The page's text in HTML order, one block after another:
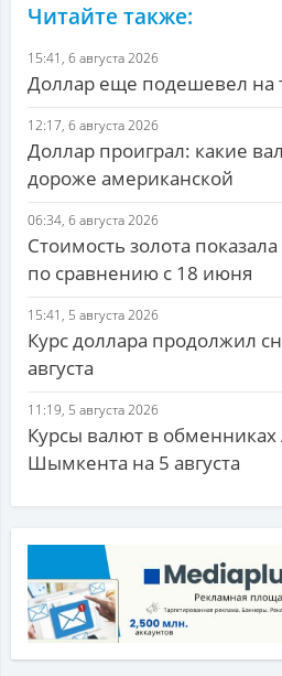
Читайте также:
15:41, 6 августа 2026
Доллар еще подешевел на
12:17, 6 августа 2026
Доллар проиграл: какие
дороже американской
06:34, 6 августа 2026
Стоимость золота
по сравнению с 18 июня
15:41, 5 августа 2026
Курс доллара продолжил
августа
11:19, 5 августа 2026
Курсы валют в
Шымкента на 5 августа